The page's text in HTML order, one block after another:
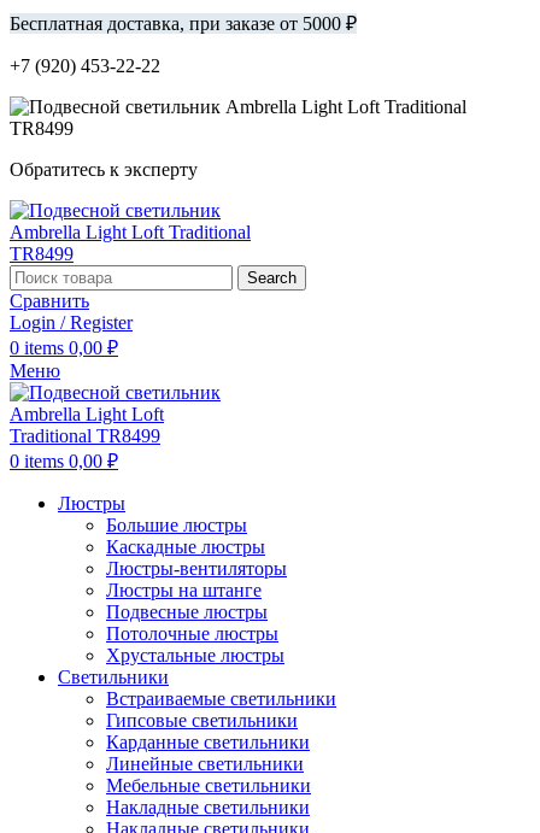
Бесплатная доставка, при заказе от 5000 ₽
+7 (920) 453-22-22
Обратитесь к эксперту
Search
Сравнить
Login / Register
0 items 0,00 ₽
Меню
0 items 0,00 ₽
Люстры
Большие люстры
Каскадные люстры
Люстры-вентиляторы
Люстры на штанге
Подвесные люстры
Потолочные люстры
Хрустальные люстры
Светильники
Встраиваемые светильники
Гипсовые светильники
Карданные светильники
Линейные светильники
Мебельные светильники
Накладные светильники
Накладные светильники